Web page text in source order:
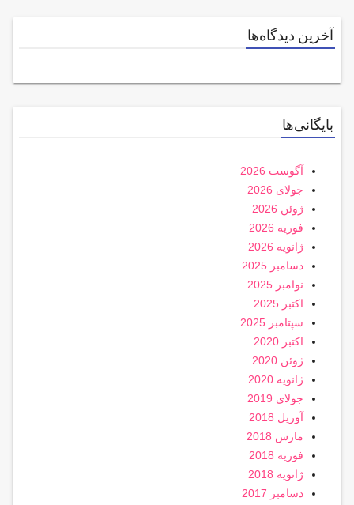
آخرین دیدگاه‌ها
بایگانی‌ها
آگوست 2026
جولای 2026
ژوئن 2026
فوریه 2026
ژانویه 2026
دسامبر 2025
نوامبر 2025
اکتبر 2025
سپتامبر 2025
اکتبر 2020
ژوئن 2020
ژانویه 2020
جولای 2019
آوریل 2018
مارس 2018
فوریه 2018
ژانویه 2018
دسامبر 2017